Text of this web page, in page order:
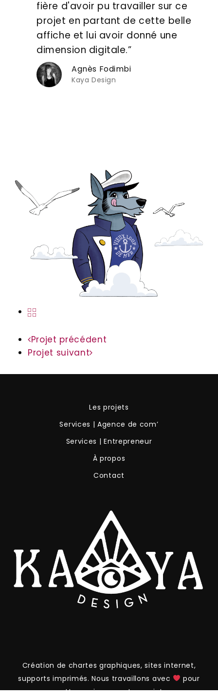
fière d'avoir pu travailler sur ce
projet en partant de cette belle
affiche et lui avoir donné une
dimension digitale.”
Agnès Fodimbi
Kaya Design
Projet précédent
Projet suivant
Les projets
Services | Agence de com’
Services | Entrepreneur
À propos
Contact
Création de chartes graphiques, sites internet,
supports imprimés. Nous travaillons avec
pour
mettre en image votre projet.